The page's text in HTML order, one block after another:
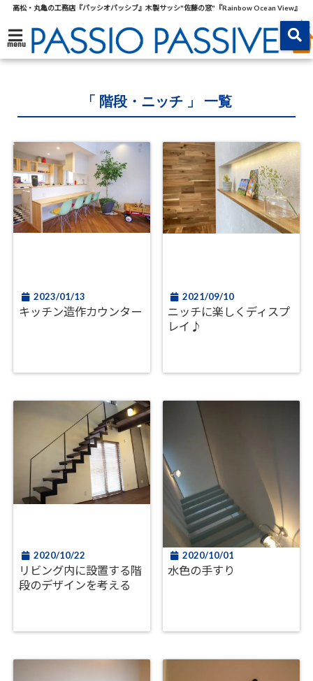
高松・丸亀の工務店『パッシオパッシブ』木製サッシ"佐藤の窓"『Rainbow Ocean View』
menu
「 階段・ニッチ 」 一覧
2023/01/13
キッチン造作カウンター
2021/09/10
ニッチに楽しくディスプ
レイ♪
2020/10/22
リビング内に設置する階
段のデザインを考える
2020/10/01
水色の手すり